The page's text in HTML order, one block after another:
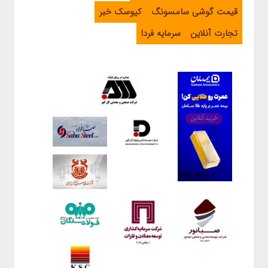
قیمت گوشی سامسونگ
کیوسک خبر
تجارت آنلاین
سرمایه فردا